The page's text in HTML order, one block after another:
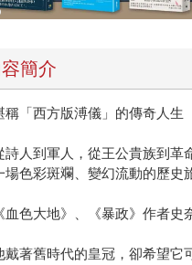
簡介
稱「西方版溥儀」的傳奇人生
詩人到軍人，從王公貴族到革
場色彩斑斕、變幻流動的歷史
《血色大地》、《暴政》作者
戴著舊時代的皇冠，卻希望它